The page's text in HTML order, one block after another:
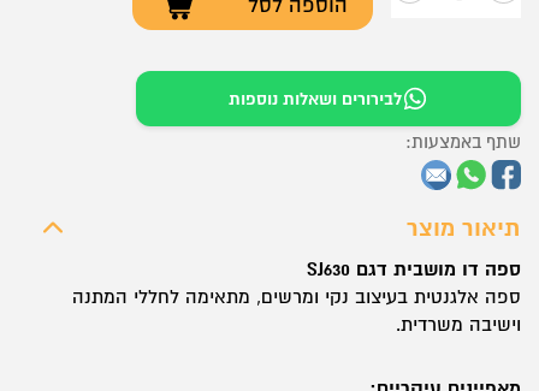
כמות
מושבית
דגם
SJ630
לבירורים ושאלות נוספות
תיאור מוצר
ספה דו מושבית דגם SJ630
ספה אלגנטית בעיצוב נקי ומרשים, מתאימה לחללי המתנה
וישיבה משרדית.
שתף באמצעות: